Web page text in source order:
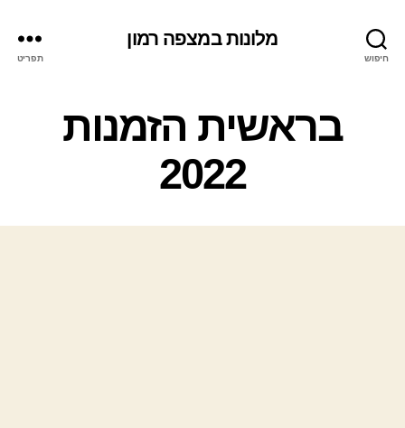
חיפוש
מלונות במצפה רמון
תפריט
ק
ט
ו
ר
ו
בראשית הזמנות
2022